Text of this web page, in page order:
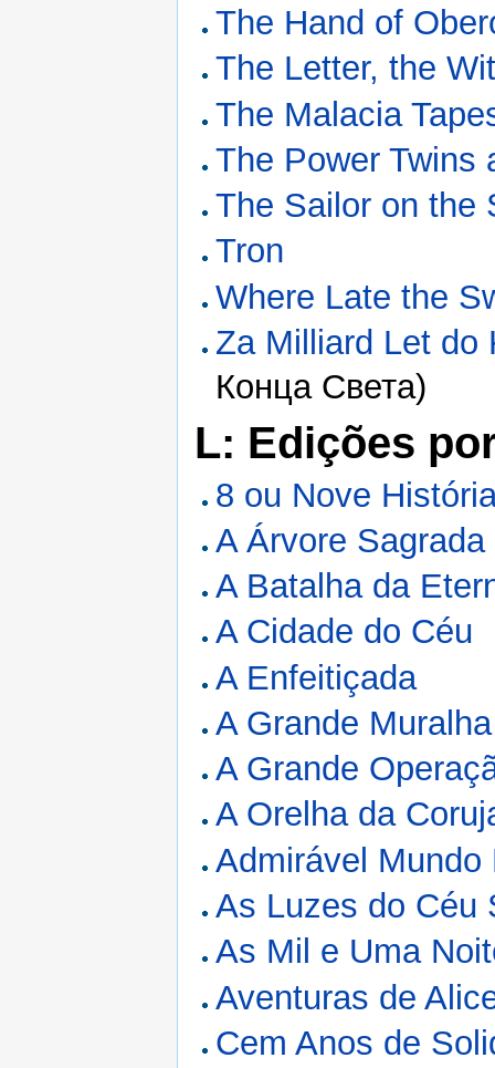
The Hand of
The Letter, the
The Malacia
The Power Twins
The Sailor on the
Tron
Where Late the
Za Milliard Let do
Конца Света)
L: Edições
8 ou Nove
A Árvore Sagrada
A Batalha da
A Cidade do Céu
A Enfeitiçada
A Grande
A Grande
A Orelha da
Admirável Mundo
As Luzes do Céu
As Mil e Uma
Aventuras de
Cem Anos de